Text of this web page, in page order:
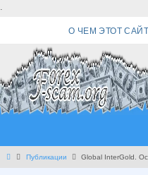
.
О ЧЕМ ЭТОТ САЙТ
Главная
Публикации Global InterGold.